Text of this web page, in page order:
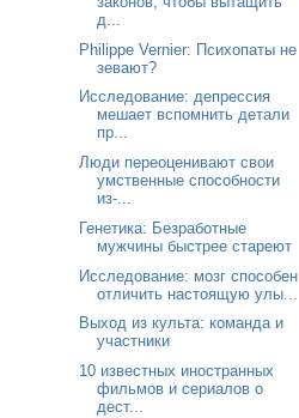
д...
Philippe Vernier: Психопаты не
зевают?
Исследование: депрессия
мешает вспомнить детали
пр...
Люди переоценивают свои
умственные способности
из-...
Генетика: Безработные
мужчины быстрее стареют
Исследование: мозг способен
отличить настоящую улы...
Выход из культа: команда и
участники
10 известных иностранных
фильмов и сериалов о
дест...